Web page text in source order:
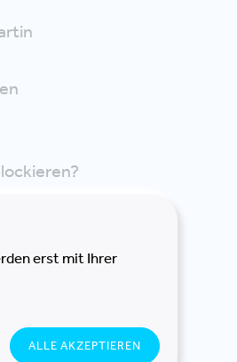
verlieren?
als
erst mit Ihrer
ALLE AKZEPTIEREN